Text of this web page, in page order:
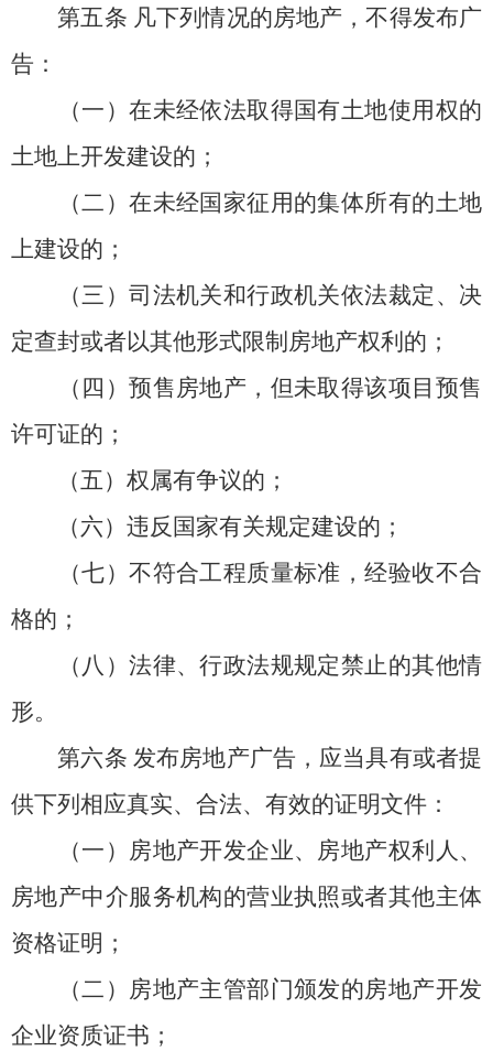
第五条 凡下列情况的房地产，不得发布广
告：
（一）在未经依法取得国有土地使用权的
土地上开发建设的；
（二）在未经国家征用的集体所有的土地
上建设的；
（三）司法机关和行政机关依法裁定、决
定查封或者以其他形式限制房地产权利的；
（四）预售房地产，但未取得该项目预售
许可证的；
（五）权属有争议的；
（六）违反国家有关规定建设的；
（七）不符合工程质量标准，经验收不合
格的；
（八）法律、行政法规规定禁止的其他情
形。
第六条 发布房地产广告，应当具有或者提
供下列相应真实、合法、有效的证明文件：
（一）房地产开发企业、房地产权利人、
房地产中介服务机构的营业执照或者其他主体
资格证明；
（二）房地产主管部门颁发的房地产开发
企业资质证书；